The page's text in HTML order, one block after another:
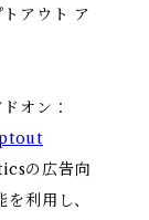
アウト ア
オン：
の広告向
利用し、